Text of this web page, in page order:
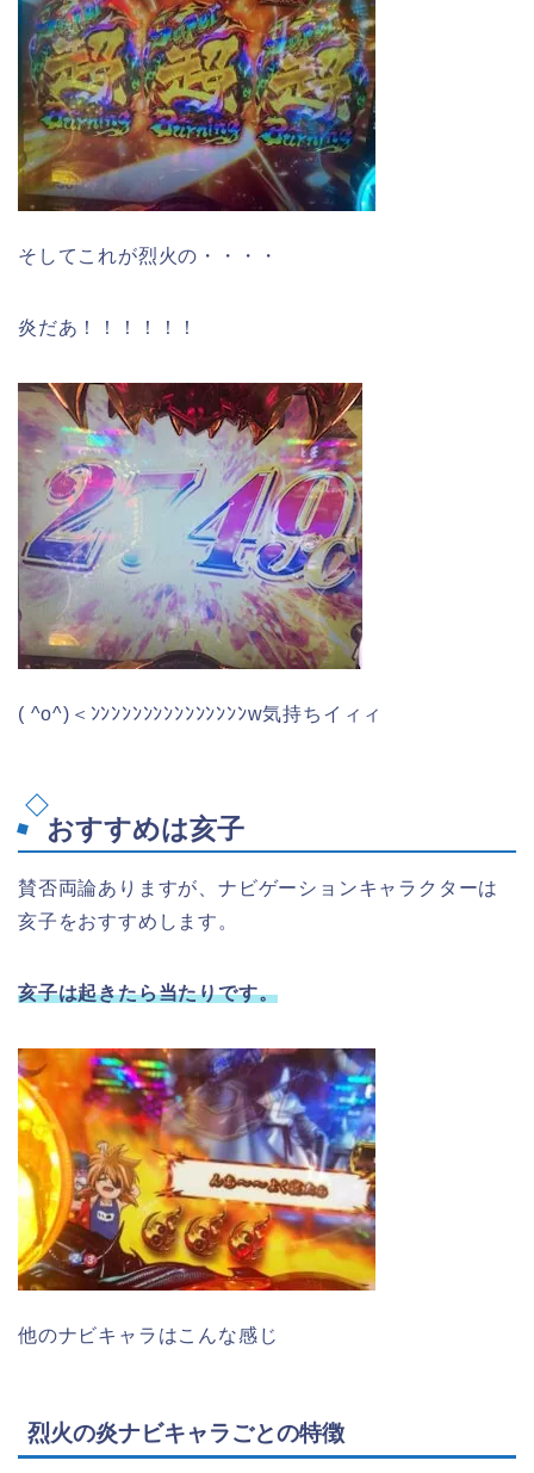
そしてこれが烈火の・・・・
炎だあ！！！！！！
( ^o^)＜ﾝﾝﾝﾝﾝﾝﾝﾝﾝﾝﾝﾝﾝﾝﾝw気持ちイィィ
おすすめは亥子
賛否両論ありますが、ナビゲーションキャラクターは
亥子をおすすめします。
亥子は起きたら当たりです。
他のナビキャラはこんな感じ
烈火の炎ナビキャラごとの特徴